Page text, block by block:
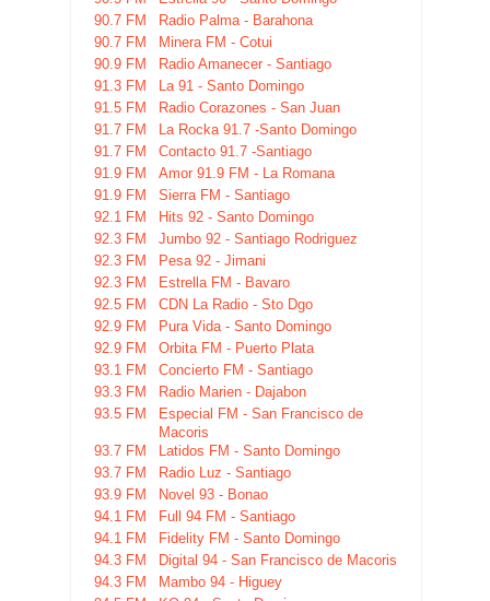
90.7 FM
Radio Palma - Barahona
90.7 FM
Minera FM - Cotui
90.9 FM
Radio Amanecer - Santiago
91.3 FM
La 91 - Santo Domingo
91.5 FM
Radio Corazones - San Juan
91.7 FM
La Rocka 91.7 -Santo Domingo
91.7 FM
Contacto 91.7 -Santiago
91.9 FM
Amor 91.9 FM - La Romana
91.9 FM
Sierra FM - Santiago
92.1 FM
Hits 92 - Santo Domingo
92.3 FM
Jumbo 92 - Santiago Rodriguez
92.3 FM
Pesa 92 - Jimani
92.3 FM
Estrella FM - Bavaro
92.5 FM
CDN La Radio - Sto Dgo
92.9 FM
Pura Vida - Santo Domingo
92.9 FM
Orbita FM - Puerto Plata
93.1 FM
Concierto FM - Santiago
93.3 FM
Radio Marien - Dajabon
93.5 FM
Especial FM - San Francisco de
Macoris
93.7 FM
Latidos FM - Santo Domingo
93.7 FM
Radio Luz - Santiago
93.9 FM
Novel 93 - Bonao
94.1 FM
Full 94 FM - Santiago
94.1 FM
Fidelity FM - Santo Domingo
94.3 FM
Digital 94 - San Francisco de Macoris
94.3 FM
Mambo 94 - Higuey